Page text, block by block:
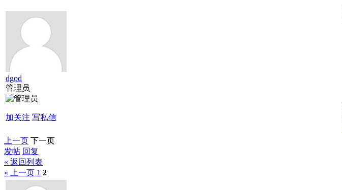
dgod
管理员
加关注 写私信
上一页 下一页
发帖 回复
« 返回列表
« 上一页 1 2